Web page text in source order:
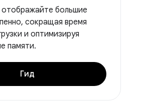
отображайте большие
сокращая время
и оптимизируя
памяти.
Гид